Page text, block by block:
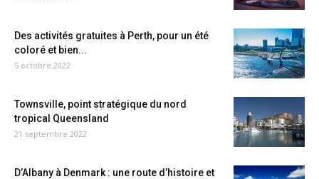
Des activités gratuites à Perth, pour un été
coloré et bien...
5 octobre 2022
Townsville, point stratégique du nord
tropical Queensland
21 septembre 2022
D’Albany à Denmark : une route d’histoire et